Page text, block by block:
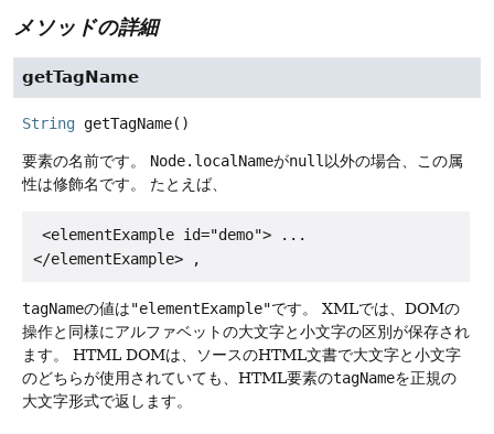
メソッドの詳細
getTagName
String getTagName()
要素の名前です。 Node.localNameがnull以外の場合、この属
性は修飾名です。
たとえば、
<elementExample id="demo"> ...
</elementExample> ,
tagNameの値は"elementExample"です。
XMLでは、DOMの
操作と同様にアルファベットの大文字と小文字の区別が保存され
ます。
HTML DOMは、ソースのHTML文書で大文字と小文字
のどちらが使用されていても、HTML要素のtagNameを正規の
大文字形式で返します。